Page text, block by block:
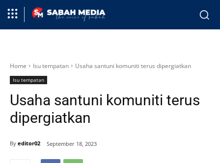
Home Isu tempatan Usaha santuni komuniti terus dipergiatkan
Isu tempatan
Usaha santuni komuniti terus
dipergiatkan
By editor02 September 18, 2023